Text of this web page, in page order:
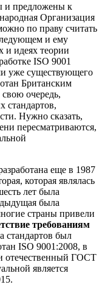
и предложены к
Организация
по праву считать
и ему
и идеях теории
ISO 9001
уже существующего
Британским
очередь,
стандартов,
Нужно сказать,
пересматриваются,
еще в 1987
которая являлась
лет была
была
страны привели
требованиям
стандартов был
ISO 9001:2008, в
отечественный ГОСТ
является